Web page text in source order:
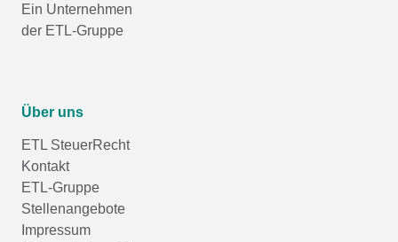
Ein Unternehmen
der ETL-Gruppe
Über uns
ETL SteuerRecht
Kontakt
ETL-Gruppe
Stellenangebote
Impressum